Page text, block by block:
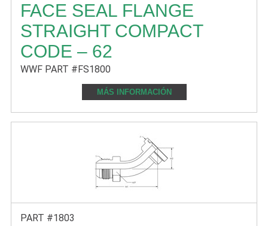
FACE SEAL FLANGE
STRAIGHT COMPACT
CODE – 62
WWF PART #FS1800
MÁS INFORMACIÓN
PART #1803